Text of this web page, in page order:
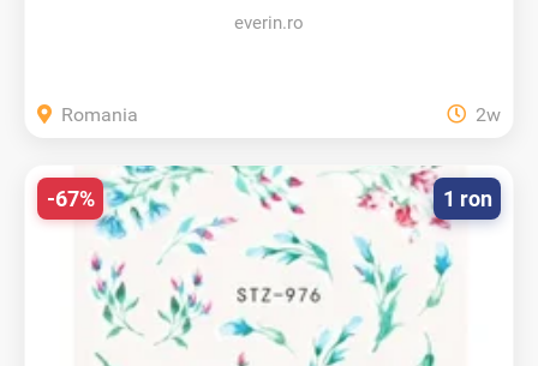
everin.ro
Romania 2w
1 ron
-67%